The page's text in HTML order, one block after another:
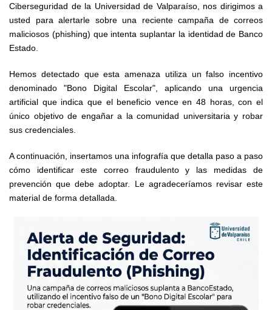
Ciberseguridad de la Universidad de Valparaíso, nos dirigimos a
usted para alertarle sobre una reciente campaña de correos
maliciosos (phishing) que intenta suplantar la identidad de Banco
Estado.
Hemos detectado que esta amenaza utiliza un falso incentivo
denominado "Bono Digital Escolar", aplicando una urgencia
artificial que indica que el beneficio vence en 48 horas, con el
único objetivo de engañar a la comunidad universitaria y robar
sus credenciales.
A continuación, insertamos una infografía que detalla paso a paso
cómo identificar este correo fraudulento y las medidas de
prevención que debe adoptar. Le agradeceríamos revisar este
material de forma detallada.